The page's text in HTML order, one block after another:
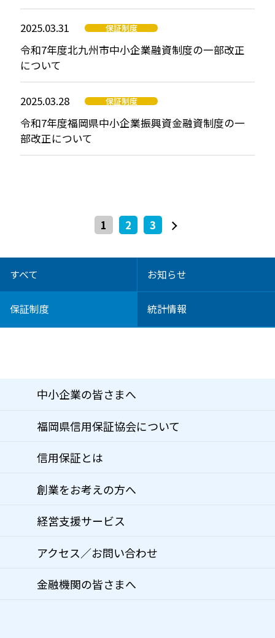
すべて お知らせ
保証制度 統計情報
2025.03.31 保証制度
令和7年度北九州市中小企業融資制度の一部改正
について
2025.03.28 保証制度
令和7年度福岡県中小企業振興資金融資制度の一
部改正について
1 2 3
中小企業の皆さまへ
福岡県信用保証協会について
信用保証とは
創業をお考えの方へ
経営支援サービス
アクセス／お問い合わせ
金融機関の皆さまへ